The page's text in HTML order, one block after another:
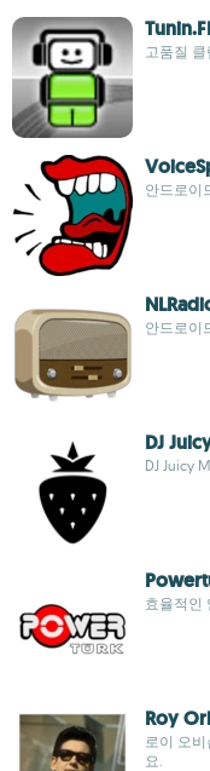
고품질
안드로이
안드로이
DJ
DJ Juicy
효율적인
Roy
로이 오
요.